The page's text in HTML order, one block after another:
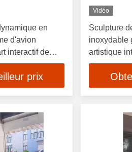
en
d'avion
interactif de
prix
Vidéo
Sculpture
inoxydable
artistique